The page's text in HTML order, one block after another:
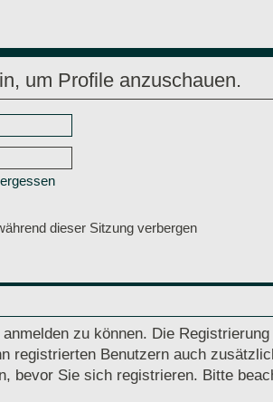
um Profile anzuschauen.
dieser Sitzung verbergen
zu können. Die
registrierten Benutzern auch
bevor Sie sich registrieren. Bitte